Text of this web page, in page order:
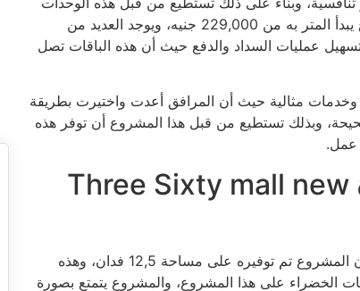
التي تم توفيرها في المول أن تبدأ استثمار عقاري مربح، فالمشروع يبدأ المتر به من 229,000 جنيه، ويوجد العديد من
عمليات السداد والدفع حيث أن هذه الباقات تصل
وخدمات مثالية حيث أن المرافق أعدت واختيرت بطريقة
وبذلك تستطيع من قبل هذا المشروع أن توفر هذه
عمل.
تصميم مول 360 القاهرة الجديدة Three Sixty mall new
تم تنفيذ Three Sixty mall new cairo على مساحة كبيرة حيث أن المشروع تم توفيره على مساحة 12,5 فدان، وهذه
الخضراء على هذا المشروع، والمشروع يتمتع بصورة